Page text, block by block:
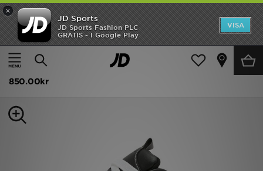
×
JD Sports
JD Sports Fashion PLC
GRATIS - I Google Play
VISA
Hem
Herr Herrskor Sneakers
Lorenzo Roma
850.00kr
Hem
REA
Dam